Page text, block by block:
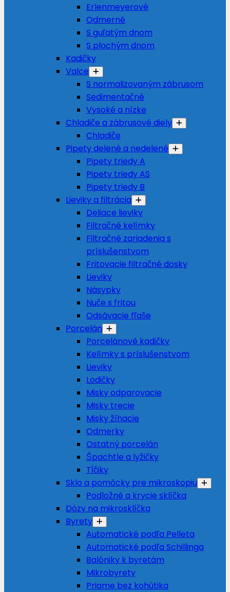
Erlenmeyerové
Odmerné
S guľatým dnom
S plochým dnom
Kadičky
Valce
S normalizovaným zábrusom
Sedimentačné
Vysoké a nízke
Chladiče a zábrusové diely
Chladiče
Pipety delené a nedelené
Pipety triedy A
Pipety triedy AS
Pipety triedy B
Lieviky a filtrácia
Deliace lieviky
Filtračné kelímky
Filtračné zariadenia s
príslušenstvom
Fritovacie filtračné dosky
Lieviky
Násypky
Nuče s fritou
Odsávacie fľaše
Porcelán
Porcelánové kadičky
Kelímky s príslušenstvom
Lieviky
Lodičky
Misky odparovacie
Misky trecie
Misky žíhacie
Odmerky
Ostatný porcelán
Špachtle a lyžičky
Tĺčiky
Sklo a pomôcky pre mikroskopiu
Podložné a krycie sklíčka
Dózy na mikrosklíčka
Byrety
Automatické podľa Pelleta
Automatické podľa Schillinga
Balóniky k byretám
Mikrobyrety
Priame bez kohútika